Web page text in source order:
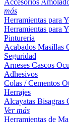
Accesorios
más
Herramientas para
Herramientas para
Pinturería
Acabados Masillas
Seguridad
Arneses Cascos
Adhesivos
Colas / Cementos
Herrajes
Alcayatas Bisagras
Ver más
Herramientas de